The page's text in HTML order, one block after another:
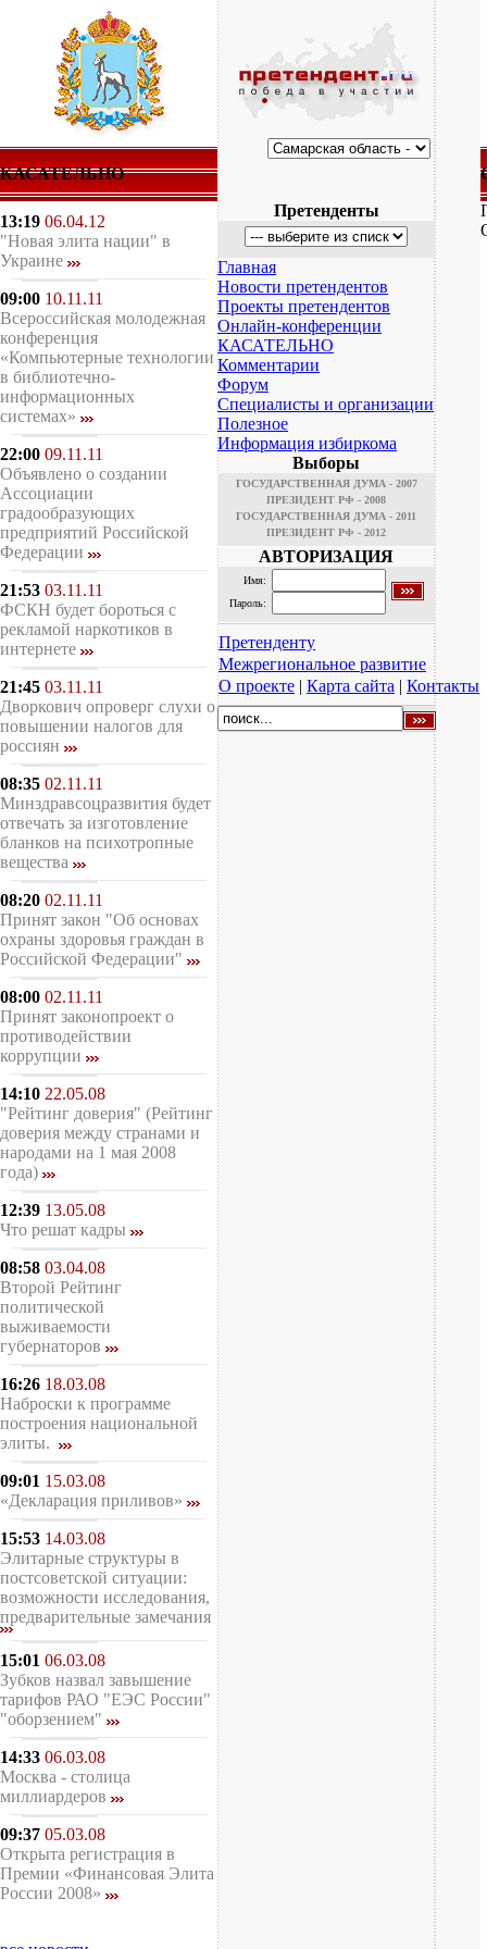
КАСАТЕЛЬНО
13:19 06.04.12
"Новая элита нации" в
Украине
09:00 10.11.11
Всероссийская молодежная
конференция
«Компьютерные технологии
в библиотечно-
информационных
системах»
22:00 09.11.11
Объявлено о создании
Ассоциации
градообразующих
предприятий Российской
Федерации
21:53 03.11.11
ФСКН будет бороться с
рекламой наркотиков в
интернете
21:45 03.11.11
Дворкович опроверг слухи о
повышении налогов для
россиян
08:35 02.11.11
Минздравсоцразвития будет
отвечать за изготовление
бланков на психотропные
вещества
08:20 02.11.11
Принят закон "Об основах
охраны здоровья граждан в
Российской Федерации"
08:00 02.11.11
Принят законопроект о
противодействии
коррупции
14:10 22.05.08
"Рейтинг доверия" (Рейтинг
доверия между странами и
народами на 1 мая 2008
года)
12:39 13.05.08
Что решат кадры
08:58 03.04.08
Второй Рейтинг
политической
выживаемости
губернаторов
16:26 18.03.08
Наброски к программе
построения национальной
элиты.
09:01 15.03.08
«Декларация приливов»
15:53 14.03.08
Элитарные структуры в
постсоветской ситуации:
возможности исследования,
предварительные замечания
15:01 06.03.08
Зубков назвал завышение
тарифов РАО "ЕЭС России"
"оборзением"
14:33 06.03.08
Москва - столица
миллиардеров
09:37 05.03.08
Открыта регистрация в
Премии «Финансовая Элита
России 2008»
Претенденты
Главная
Новости претендентов
Проекты претендентов
Онлайн-конференции
КАСАТЕЛЬНО
Комментарии
Форум
Специалисты и организации
Полезное
Информация избиркома
Выборы
ГОСУДАРСТВЕННАЯ ДУМА - 2007
ПРЕЗИДЕНТ РФ - 2008
ГОСУДАРСТВЕННАЯ ДУМА - 2011
ПРЕЗИДЕНТ РФ - 2012
АВТОРИЗАЦИЯ
Имя:
Пароль:
Претенденту
Межрегиональное развитие
О проекте | Карта сайта | Контакты